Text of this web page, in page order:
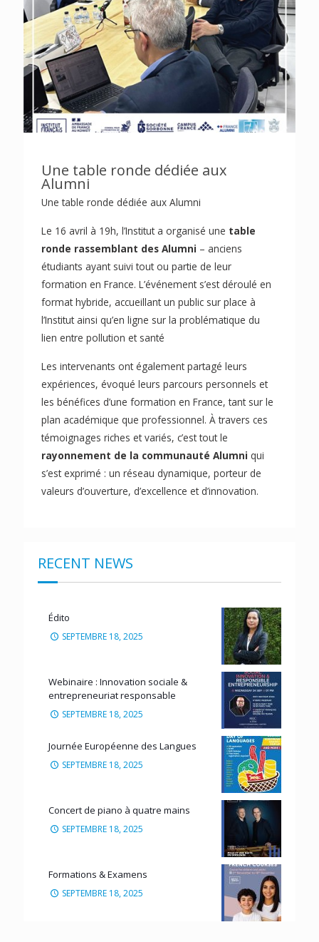
Une table ronde dédiée aux
Alumni
Une table ronde dédiée aux Alumni
Le 16 avril à 19h, l’Institut a organisé une table
ronde rassemblant des Alumni – anciens
étudiants ayant suivi tout ou partie de leur
formation en France. L’événement s’est déroulé en
format hybride, accueillant un public sur place à
l’Institut ainsi qu’en ligne sur la problématique du
lien entre pollution et santé
Les intervenants ont également partagé leurs
expériences, évoqué leurs parcours personnels et
les bénéfices d’une formation en France, tant sur le
plan académique que professionnel. À travers ces
témoignages riches et variés, c’est tout le
rayonnement de la communauté Alumni qui
s’est exprimé : un réseau dynamique, porteur de
valeurs d’ouverture, d’excellence et d’innovation.
RECENT NEWS
Édito
SEPTEMBRE 18, 2025
Webinaire : Innovation sociale &
entrepreneuriat responsable
SEPTEMBRE 18, 2025
Journée Européenne des Langues
SEPTEMBRE 18, 2025
Concert de piano à quatre mains
SEPTEMBRE 18, 2025
Formations & Examens
SEPTEMBRE 18, 2025